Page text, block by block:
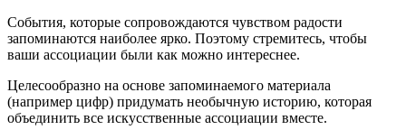
События, которые сопровождаются чувством радости
запоминаются наиболее ярко. Поэтому стремитесь, чтобы
ваши ассоциации были как можно интереснее.
Целесообразно на основе запоминаемого материала
(например цифр) придумать необычную историю, которая
объединить все искусственные ассоциации вместе.